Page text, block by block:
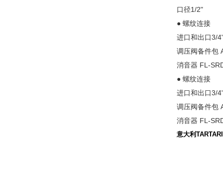
口径1/2"
● 螺纹连接
进口和出口3/
调压阀备件包
消音器 FL-
● 螺纹连接
进口和出口3/
调压阀备件包
消音器 FL-
意大利